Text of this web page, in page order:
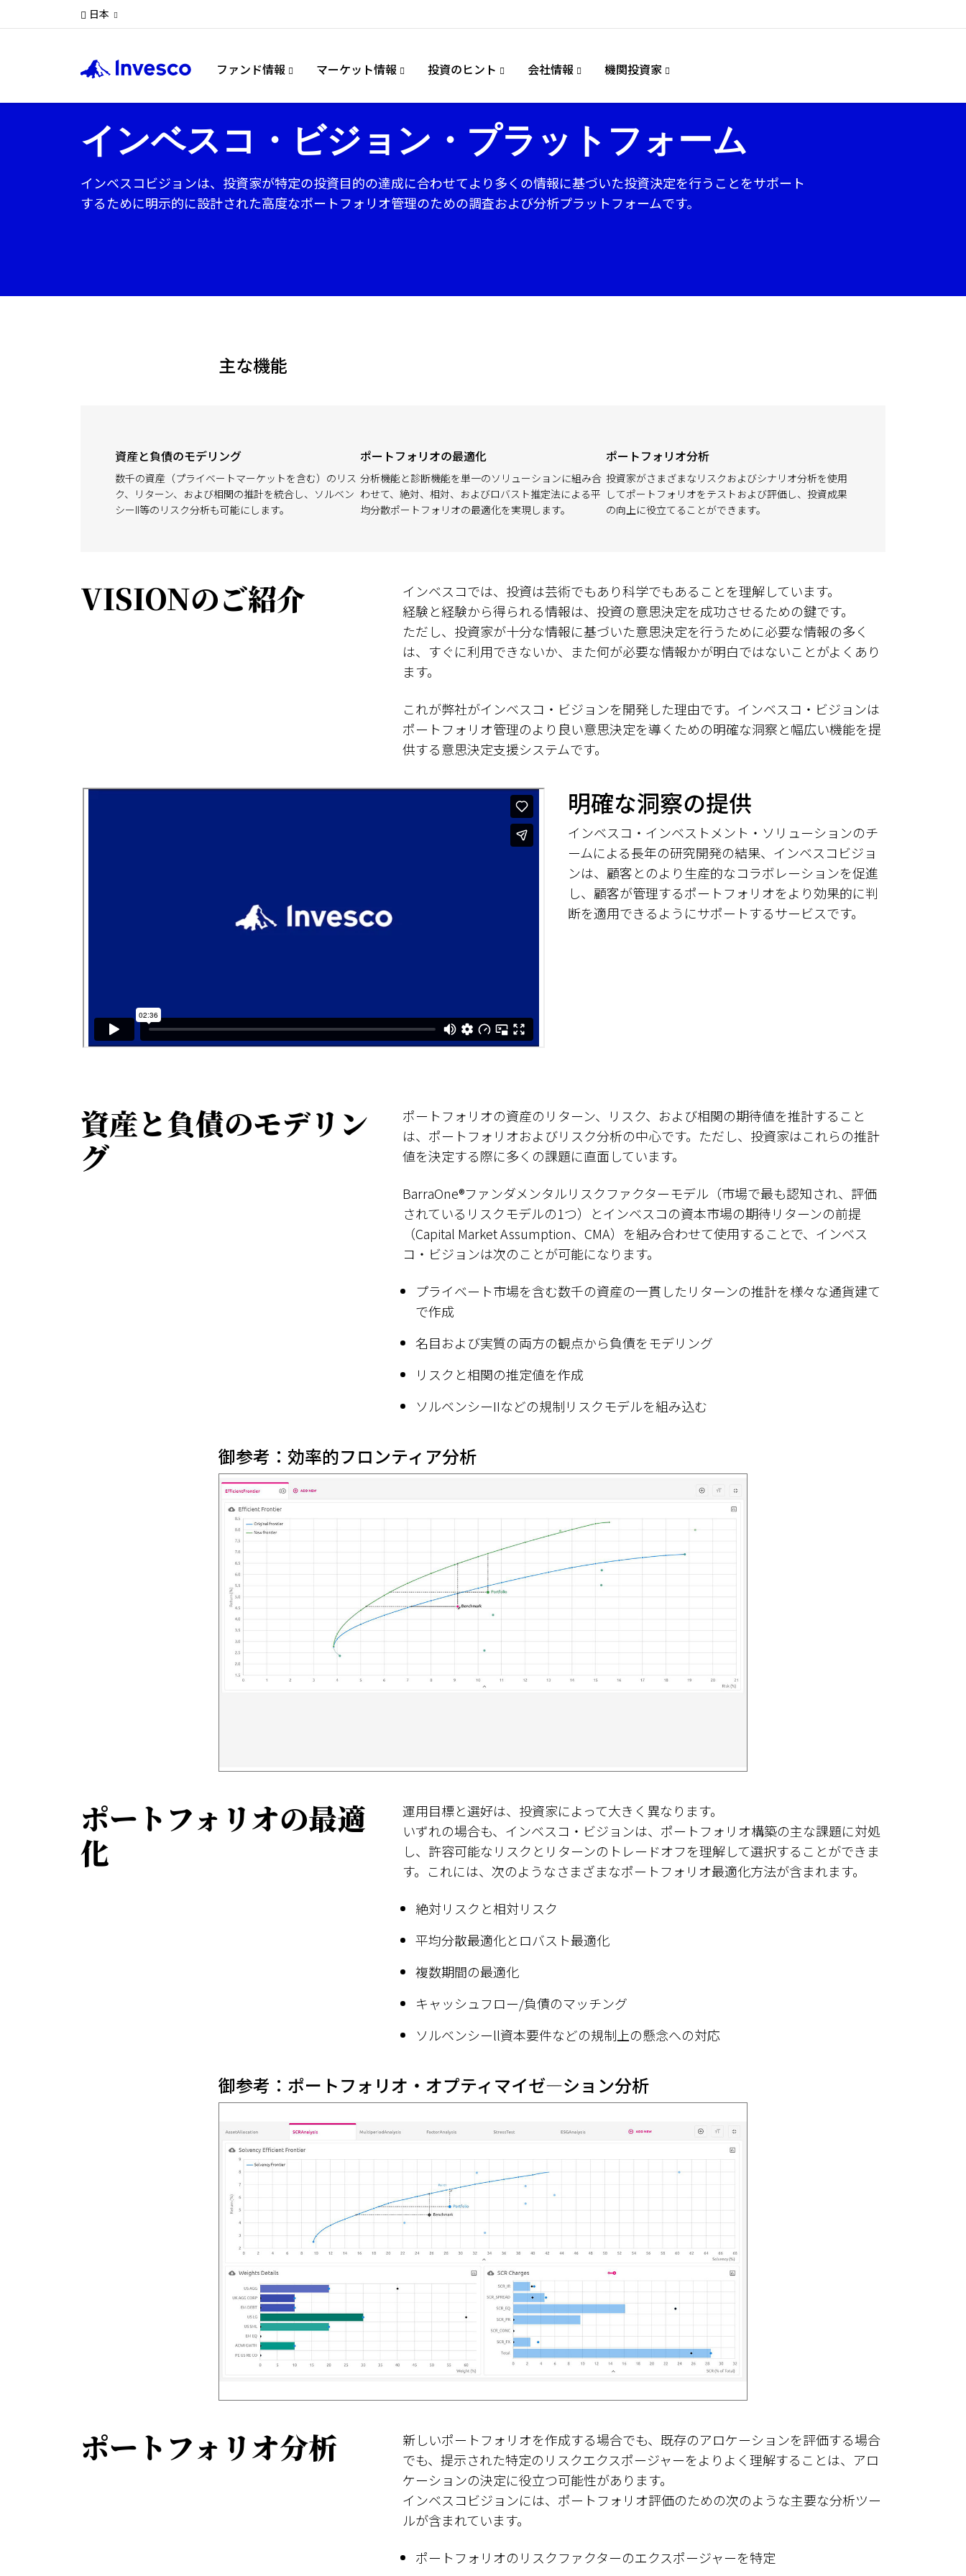
ファンド情報 マーケット情報 投資のヒント 会社情報 機関投資家
日本
インベスコ・ビジョン・プラットフォーム
インベスコビジョンは、投資家が特定の投資目的の達成に合わせてより多くの情報に基づいた投資決定を行うことをサポート
するために明示的に設計された高度なポートフォリオ管理のための調査および分析プラットフォームです。
主な機能
資産と負債のモデリング
数千の資産（プライベートマーケットを含む）のリス
ク、リターン、および相関の推計を統合し、ソルベン
シーII等のリスク分析も可能にします。
ポートフォリオの最適化
分析機能と診断機能を単一のソリューションに組み合
わせて、絶対、相対、およびロバスト推定法による平
均分散ポートフォリオの最適化を実現します。
ポートフォリオ分析
投資家がさまざまなリスクおよびシナリオ分析を使用
してポートフォリオをテストおよび評価し、投資成果
の向上に役立てることができます。
VISIONのご紹介
インベスコでは、投資は芸術でもあり科学でもあることを理解しています。
経験と経験から得られる情報は、投資の意思決定を成功させるための鍵です。
ただし、投資家が十分な情報に基づいた意思決定を行うために必要な情報の多く
は、すぐに利用できないか、また何が必要な情報かが明白ではないことがよくあり
ます。
これが弊社がインベスコ・ビジョンを開発した理由です。インベスコ・ビジョンは
ポートフォリオ管理のより良い意思決定を導くための明確な洞察と幅広い機能を提
供する意思決定支援システムです。
明確な洞察の提供
インベスコ・インベストメント・ソリューションのチ
ームによる長年の研究開発の結果、インベスコビジョ
ンは、顧客とのより生産的なコラボレーションを促進
し、顧客が管理するポートフォリオをより効果的に判
断を適用できるようにサポートするサービスです。
資産と負債のモデリン
グ
ポートフォリオの資産のリターン、リスク、および相関の期待値を推計すること
は、ポートフォリオおよびリスク分析の中心です。ただし、投資家はこれらの推計
値を決定する際に多くの課題に直面しています。
BarraOne®ファンダメンタルリスクファクターモデル（市場で最も認知され、評価
されているリスクモデルの1つ）とインベスコの資本市場の期待リターンの前提
（Capital Market Assumption、CMA）を組み合わせて使用することで、インベス
コ・ビジョンは次のことが可能になります。
プライベート市場を含む数千の資産の一貫したリターンの推計を様々な通貨建て
で作成
名目および実質の両方の観点から負債をモデリング
リスクと相関の推定値を作成
ソルベンシーIIなどの規制リスクモデルを組み込む
御参考：効率的フロンティア分析
ポートフォリオの最適
化
運用目標と選好は、投資家によって大きく異なります。
いずれの場合も、インベスコ・ビジョンは、ポートフォリオ構築の主な課題に対処
し、許容可能なリスクとリターンのトレードオフを理解して選択することができま
す。これには、次のようなさまざまなポートフォリオ最適化方法が含まれます。
絶対リスクと相対リスク
平均分散最適化とロバスト最適化
複数期間の最適化
キャッシュフロー/負債のマッチング
ソルベンシーll資本要件などの規制上の懸念への対応
御参考：ポートフォリオ・オプティマイゼ―ション分析
ポートフォリオ分析
新しいポートフォリオを作成する場合でも、既存のアロケーションを評価する場合
でも、提示された特定のリスクエクスポージャーをよりよく理解することは、アロ
ケーションの決定に役立つ可能性があります。
インベスコビジョンには、ポートフォリオ評価のための次のような主要な分析ツー
ルが含まれています。
ポートフォリオのリスクファクターのエクスポージャーを特定